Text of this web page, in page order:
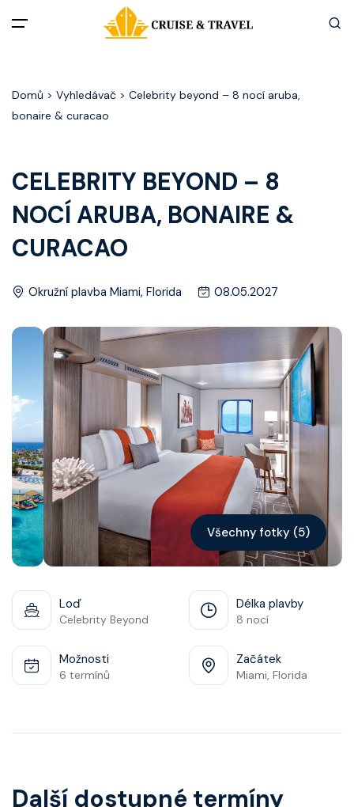
Akční nabídky
Zážitky z plaveb
Užitečné informace
Články
Kontakt
Vyhledat plavbu
Domů > Vyhledávač > Celebrity beyond – 8 nocí aruba,
bonaire & curacao
CELEBRITY BEYOND – 8
NOCÍ ARUBA, BONAIRE &
CURACAO
Okružní plavba Miami, Florida 08.05.2027
Všechny fotky (5)
Loď
Celebrity Beyond
Délka plavby
8 nocí
Možnosti
6 termínů
Začátek
Miami, Florida
Další dostupné termíny